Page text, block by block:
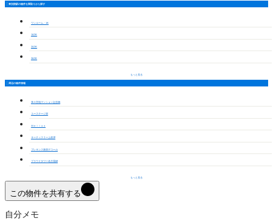
東別院駅の物件を間取りから探す
ワンルーム・1K
1LDK
2LDK
3LDK
もっと見る
周辺の物件情報
第３宮地マンション記念橋
ユーステージ栄
Ｍｅｌｌｏｎ
サーティスリー上前津
プレサンス新栄デコール
プラウドタワー名古屋錦
もっと見る
この物件を共有する
自分メモ